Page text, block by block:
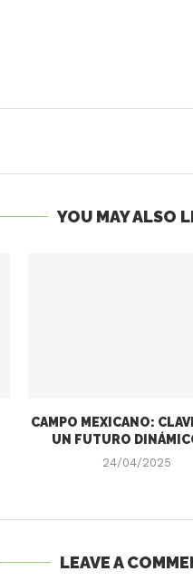
YOU MAY ALSO
CAMPO MEXICANO:
UN FUTURO
24/04/2025
LEAVE A